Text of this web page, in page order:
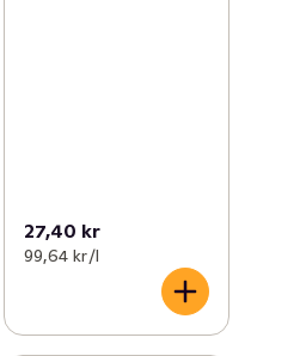
27,40 kr
99,64 kr /l